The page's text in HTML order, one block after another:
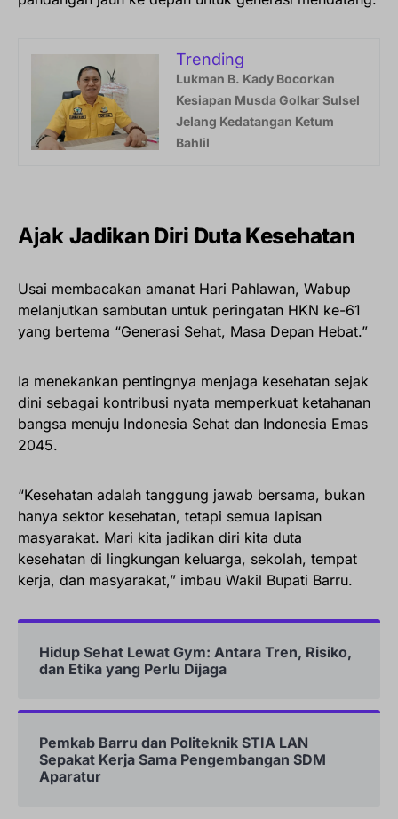
Trending
Lukman B. Kady Bocorkan
Kesiapan Musda Golkar Sulsel
Jelang Kedatangan Ketum
Bahlil
Ajak Jadikan Diri Duta Kesehatan
Usai membacakan amanat Hari Pahlawan, Wabup
melanjutkan sambutan untuk peringatan HKN ke-61
yang bertema “Generasi Sehat, Masa Depan Hebat.”
Ia menekankan pentingnya menjaga kesehatan sejak
dini sebagai kontribusi nyata memperkuat ketahanan
bangsa menuju Indonesia Sehat dan Indonesia Emas
2045.
“Kesehatan adalah tanggung jawab bersama, bukan
hanya sektor kesehatan, tetapi semua lapisan
masyarakat. Mari kita jadikan diri kita duta
kesehatan di lingkungan keluarga, sekolah, tempat
kerja, dan masyarakat,” imbau Wakil Bupati Barru.
Hidup Sehat Lewat Gym: Antara Tren, Risiko,
dan Etika yang Perlu Dijaga
Pemkab Barru dan Politeknik STIA LAN
Sepakat Kerja Sama Pengembangan SDM
Aparatur